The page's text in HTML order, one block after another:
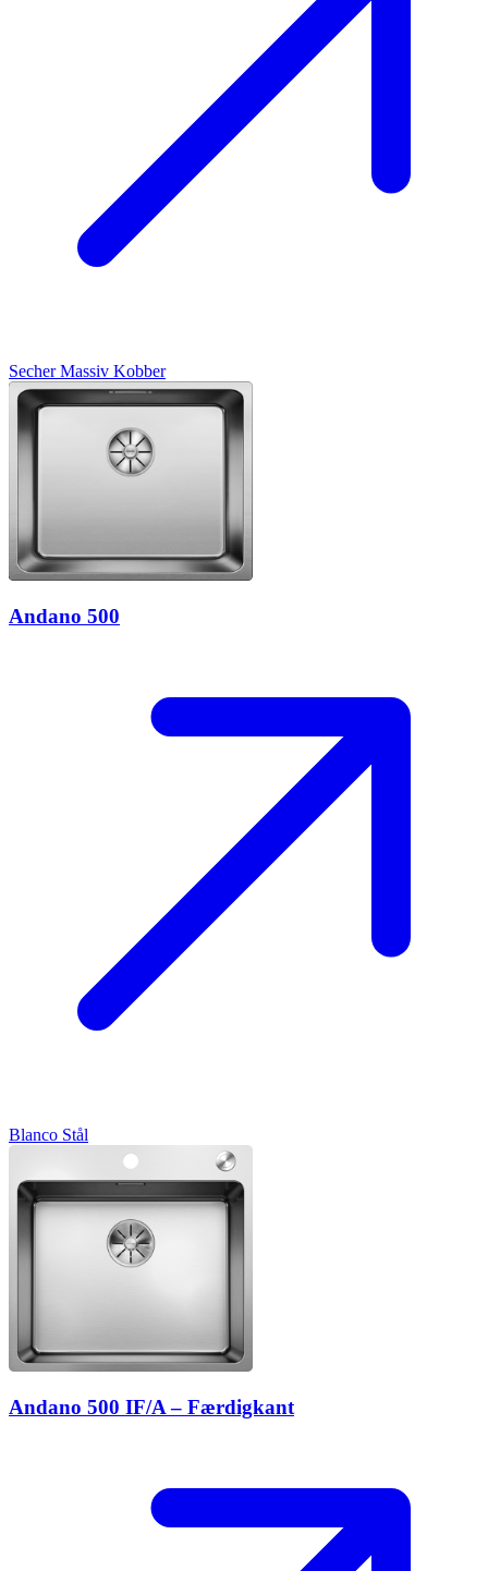
SecherMassiv Kobber
Andano 500
Blanco Stål
Andano 500 IF/A – Færdigkant